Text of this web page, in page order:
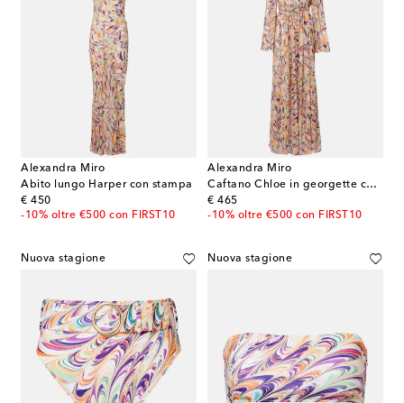
Alexandra Miro
Abito lungo Harper con stampa
€ 450
original price
-10% oltre €500 con FIRST10
Alexandra Miro
Caftano Chloe in georgette con stampa
€ 465
original price
-10% oltre €500 con FIRST10
Nuova stagione Nuova stagione